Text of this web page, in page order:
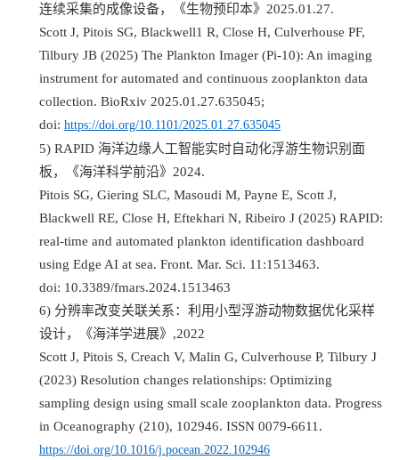
连续采集的成像设备，《生物预印本》 2025.01.27.
Scott J, Pitois SG, Blackwell1 R, Close H, Culverhouse PF,
Tilbury JB (2025) The Plankton Imager (Pi-10): An imaging
instrument for automated and continuous zooplankton data
collection. BioRxiv 2025.01.27.635045;
doi: https://doi.org/10.1101/2025.01.27.635045
5) RAPID 海洋边缘人工智能实时自动化浮游生物识别面
板，《海洋科学前沿》 2024.
Pitois SG, Giering SLC, Masoudi M, Payne E, Scott J,
Blackwell RE, Close H, Eftekhari N, Ribeiro J (2025) RAPID:
real-time and automated plankton identification dashboard
using Edge AI at sea. Front. Mar. Sci. 11:1513463.
doi: 10.3389/fmars.2024.1513463
6) 分辨率改变关联关系：利用小型浮游动物数据优化采样
设计，《海洋学进展》 ,2022
Scott J, Pitois S, Creach V, Malin G, Culverhouse P, Tilbury J
(2023) Resolution changes relationships: Optimizing
sampling design using small scale zooplankton data. Progress
in Oceanography (210), 102946. ISSN 0079-6611.
https://doi.org/10.1016/j.pocean.2022.102946